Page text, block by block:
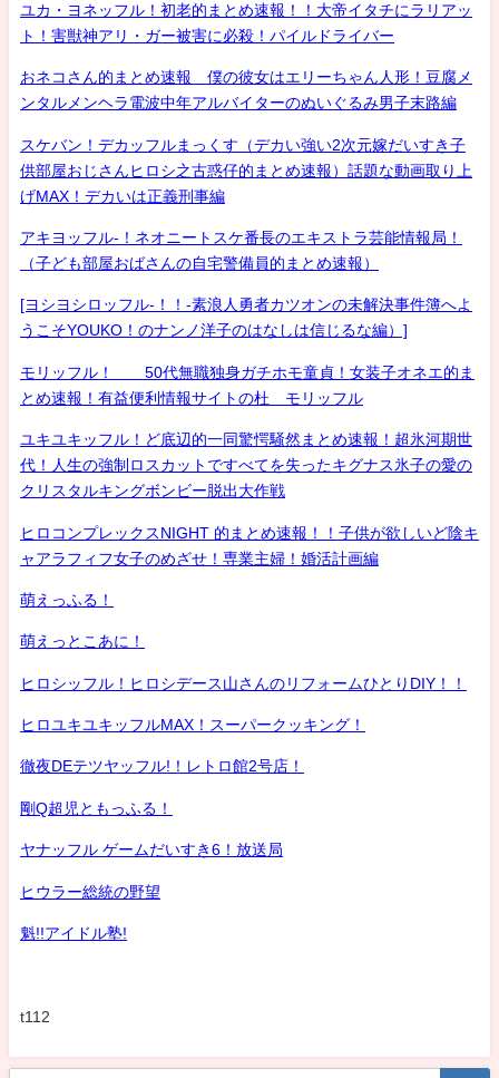
ユカ・ヨネッフル！初老的まとめ速報！！大帝イタチにラリアッ
ト！害獣神アリ・ガー被害に必殺！パイルドライバー
おネコさん的まとめ速報 僕の彼女はエリーちゃん人形！豆腐メ
ンタルメンヘラ電波中年アルバイターのぬいぐるみ男子末路編
スケバン！デカッフルまっくす（デカい強い2次元嫁だいすき子
供部屋おじさんヒロシ之古惑仔的まとめ速報）話題な動画取り上
げMAX！デカいは正義刑事編
アキヨッフル-！ネオニートスケ番長のエキストラ芸能情報局！
（子ども部屋おばさんの自宅警備員的まとめ速報）
[ヨシヨシロッフル-！！-素浪人勇者カツオンの未解決事件簿へよ
うこそYOUKO！のナンノ洋子のはなしは信じるな編）]
モリッフル！ 50代無職独身ガチホモ童貞！女装子オネエ的ま
とめ速報！有益便利情報サイトの杜 モリッフル
ユキユキッフル！ど底辺的一同驚愕騒然まとめ速報！超氷河期世
代！人生の強制ロスカットですべてを失ったキグナス氷子の愛の
クリスタルキングボンビー脱出大作戦
ヒロコンプレックスNIGHT 的まとめ速報！！子供が欲しいど陰キ
ャアラフィフ女子のめざせ！専業主婦！婚活計画編
萌えっふる！
萌えっとこあに！
ヒロシッフル！ヒロシデース山さんのリフォームひとりDIY！！
ヒロユキユキッフルMAX！スーパークッキング！
徹夜DEテツヤッフル!！レトロ館2号店！
剛Q超児ともっふる！
ヤナッフル ゲームだいすき6！放送局
ヒウラー総統の野望
魁!!アイドル塾!
t112